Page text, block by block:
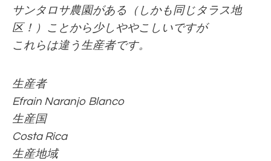
サンタロサ農園がある（しかも同じタラス地
区！）ことから少しややこしいですが
これらは違う生産者です。
生産者
Efrain Naranjo Blanco
生産国
Costa Rica
生産地域